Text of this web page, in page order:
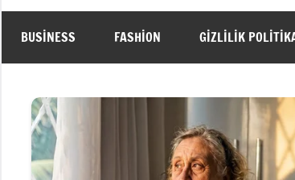
BUSINESS FASHION GIZLILIK